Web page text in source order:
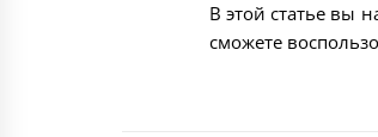
В этой статье вы
сможете